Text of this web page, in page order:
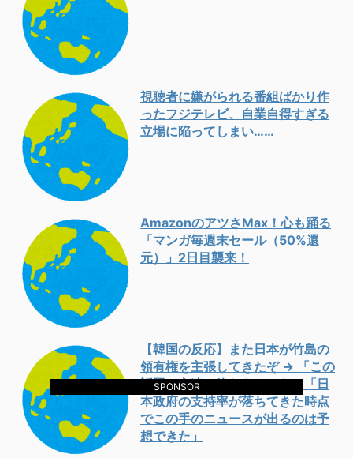
SPONSOR
視聴者に嫌がられる番組ばかり作
ったフジテレビ、自業自得すぎる
立場に陥ってしまい……
AmazonのアツさMax！心も踊る
「マンガ毎週末セール（50%還
元）」2日目襲来！
【韓国の反応】また日本が竹島の
領有権を主張してきたぞ → 「この
話題は永遠に終わらないな」「日
本政府の支持率が落ちてきた時点
でこの手のニュースが出るのは予
想できた」